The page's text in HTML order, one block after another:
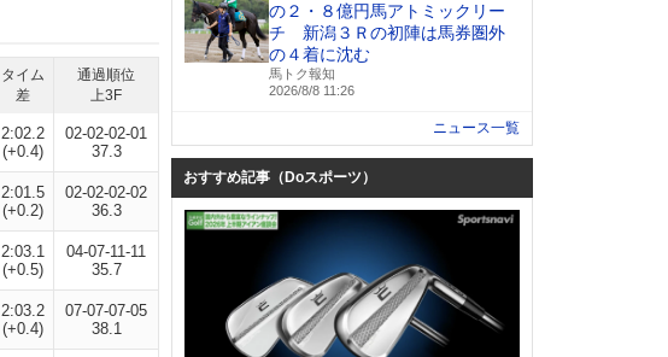
タイム
差
通過順位
上3F
2:02.2
(+0.4)
02-02-02-01
37.3
2:01.5
(+0.2)
02-02-02-02
36.3
2:03.1
(+0.5)
04-07-11-11
35.7
2:03.2
(+0.4)
07-07-07-05
38.1
の２・８億円馬アトミックリー
チ 新潟３Ｒの初陣は馬券圏外
の４着に沈む
馬トク報知
2026/8/8 11:26
ニュース一覧
おすすめ記事（Doスポーツ）